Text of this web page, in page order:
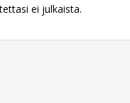
ei julkaista.